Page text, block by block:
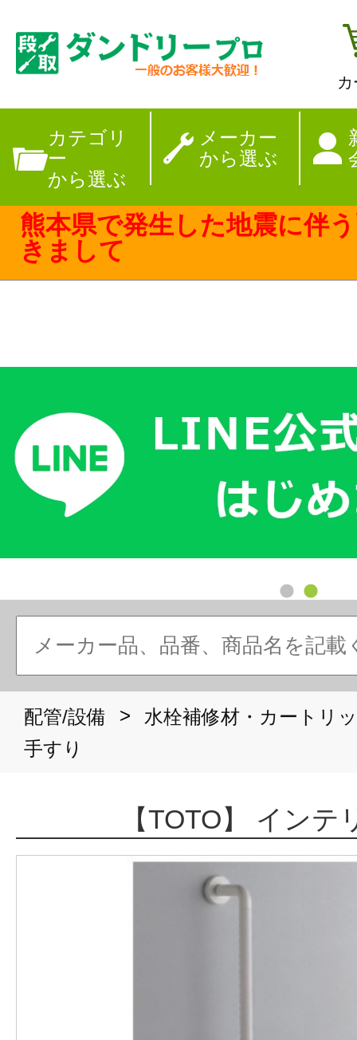
カテゴリ
ー
から選ぶ
メーカー
から選ぶ
【夏季休暇のお
熊本県で発生した地震に伴
きまして
配管/設備 >
水栓補修材・カートリ
手すり
【TOTO】 インテ